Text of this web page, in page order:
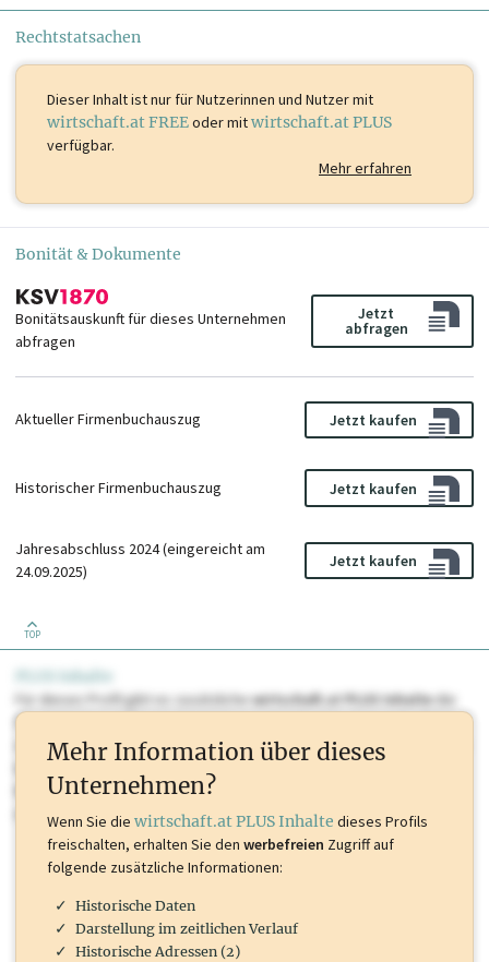
Rechtstatsachen
Dieser Inhalt istnur für Nutzerinnen und Nutzer mit
wirtschaft.at FREEoder mitwirtschaft.at PLUS
verfügbar.
Mehr erfahren
Bonität & Dokumente
Bonitätsauskunft für dieses Unternehmen
abfragen
Jetzt
abfragen
Aktueller Firmenbuchauszug Jetzt kaufen
Historischer Firmenbuchauszug Jetzt kaufen
Jahresabschluss 2024 (eingereicht am
24.09.2025)
Jetzt kaufen
TOP
PLUS Inhalte
Für dieses Profil gibt es zusätzlichewirtschaft.at PLUS Inhaltedie
Sie momentan nicht einsehen können. Schalten Sie dieses Profil frei
oder loggen Sie sich ein um diese Inhalte zu sehen. wirtschaft.at PLUS
Marken, Patente, Rechtstatsachen, OTS-Aussendungen, und viele
mehr.
Mehr Information über dieses
Unternehmen?
Wenn Sie die wirtschaft.at PLUS Inhalte dieses Profils
freischalten, erhalten Sie den werbefreien Zugriff auf
folgende zusätzliche Informationen:
Historische Daten
Darstellung im zeitlichen Verlauf
Historische Adressen (2)